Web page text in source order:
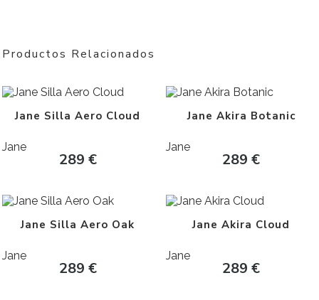
Productos Relacionados
Jane Silla Aero Cloud
Jane
289 €
Jane Akira Botanic
Jane
289€
Jane Silla Aero Oak
Jane
289 €
Jane Akira Cloud
Jane
289€